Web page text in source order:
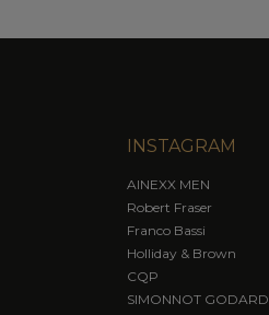
INSTAGRAM
AINEXX MEN
Robert Fraser
Franco Bassi
Holliday & Brown
CQP
SIMONNOT GODARD